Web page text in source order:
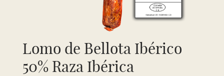
Lomo de Bellota Ibérico
50% Raza Ibérica